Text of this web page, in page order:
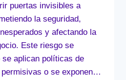
puertas invisibles a
la seguridad,
y afectando la
Este riesgo se
se aplican políticas de
o se exponen…